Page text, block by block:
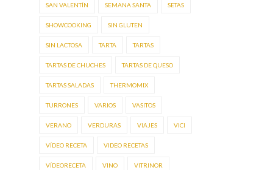
SAN VALENTÍN SEMANA SANTA SETAS
SHOWCOOKING SIN GLUTEN
SIN LACTOSA TARTA TARTAS
TARTAS DE CHUCHES TARTAS DE QUESO
TARTAS SALADAS THERMOMIX
TURRONES VARIOS VASITOS
VERANO VERDURAS VIAJES VICI
VÍDEO RECETA VIDEO RECETAS
VÍDEORECETA VINO VITRINOR